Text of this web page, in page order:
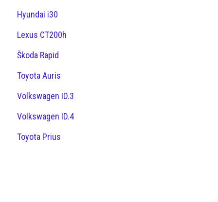
Hyundai i30
Lexus CT200h
Škoda Rapid
Toyota Auris
Volkswagen ID.3
Volkswagen ID.4
Toyota Prius